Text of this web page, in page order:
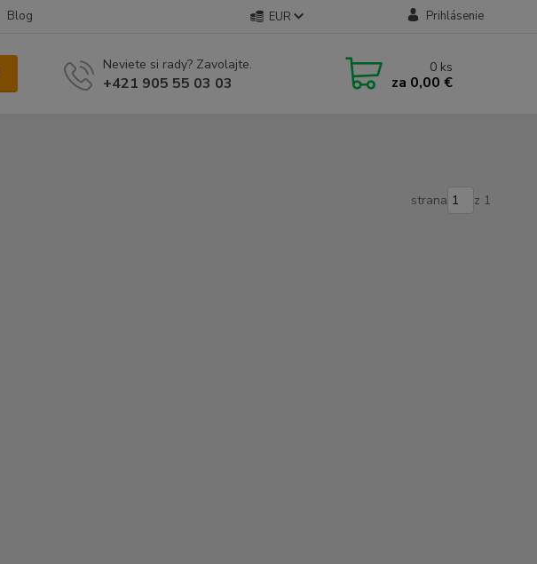
Blog EUR Prihlásenie
Neviete si rady? Zavolajte.
+421 905 55 03 03
0 ks
za 0,00 €
strana z 1